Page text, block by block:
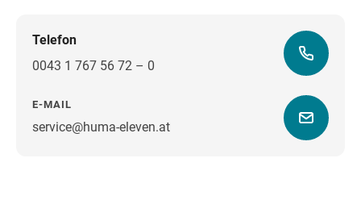
Telefon
0043 1 767 56 72 – 0
E-MAIL
service@huma-eleven.atWegbeschreibung